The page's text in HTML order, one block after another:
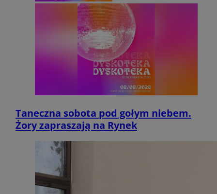
Taneczna sobota pod gołym niebem.
Żory zapraszają na Rynek